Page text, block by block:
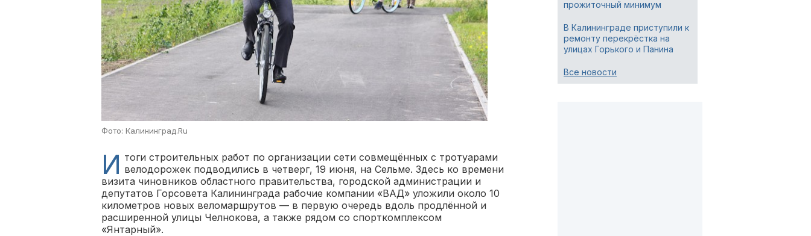
Фото: Калининград.Ru
И тоги строительных работ по организации сети совмещённых с тротуарами
велодорожек подводились в четверг, 19 июня, на Сельме. Здесь ко времени
визита чиновников областного правительства, городской администрации и
депутатов Горсовета Калининграда рабочие компании «ВАД» уложили около 10
километров новых веломаршрутов — в первую очередь вдоль продлённой и
расширенной улицы Челнокова, а также рядом со спорткомплексом
«Янтарный».
прожиточный минимум
В Калининграде приступили к
ремонту перекрёстка на
улицах Горького и Панина
Все новости